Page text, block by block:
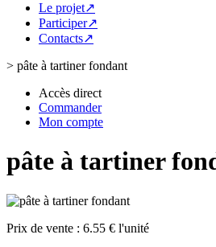
Le projet↗
Participer↗
Contacts↗
> pâte à tartiner fondant
Accès direct
Commander
Mon compte
pâte à tartiner
Prix de vente : 6.55 € l'unité